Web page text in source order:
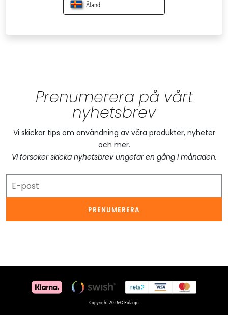
Åland
Prenumerera på vårt
nyhetsbrev
Vi skickar tips om användning av våra produkter, nyheter
och mer.
Vi försöker skicka nyhetsbrev ungefär en gång i månaden.
PRENUMERERA
Copyright 2026© Polargo